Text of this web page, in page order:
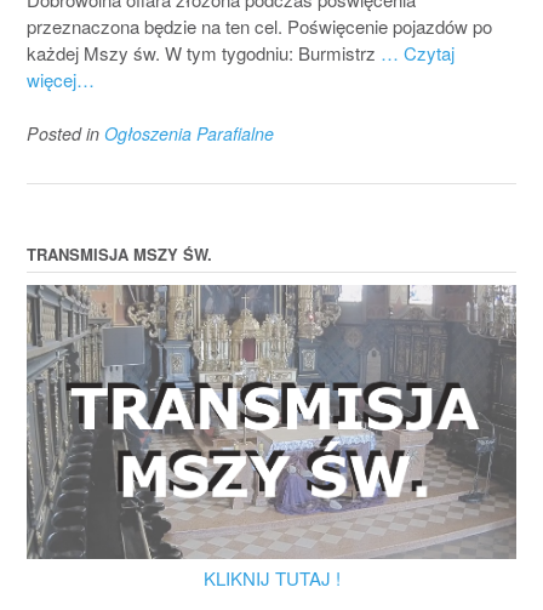
przeznaczona będzie na ten cel. Poświęcenie pojazdów po
każdej Mszy św. W tym tygodniu: Burmistrz … Czytaj
więcej…
Posted in Ogłoszenia Parafialne
TRANSMISJA MSZY ŚW.
KLIKNIJ TUTAJ !